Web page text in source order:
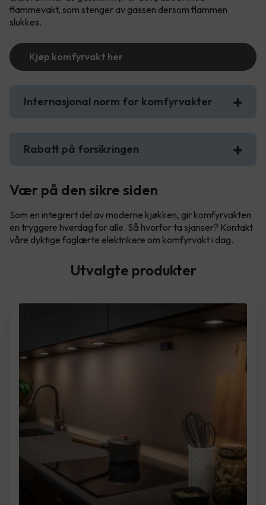
flammevakt, som stenger av gassen dersom flammen
slukkes.
Kjøp komfyrvakt her
Internasjonal norm for komfyrvakter
Rabatt på forsikringen
Vær på den sikre siden
Som en integrert del av moderne kjøkken, gir komfyrvakten
en tryggere hverdag for alle. Så hvorfor ta sjanser? Kontakt
våre dyktige faglærte elektrikere om komfyrvakt i dag.
Utvalgte produkter